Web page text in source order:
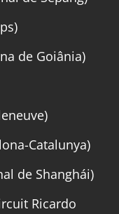
de Goiânia)
Catalunya)
de Shanghái)
Ricardo